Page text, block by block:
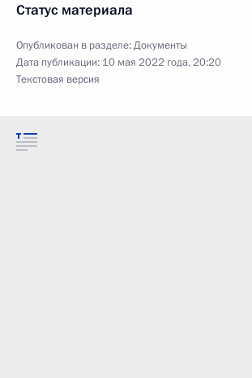
Статус материала
Опубликован в разделе:Документы
Дата публикации: 10 мая 2022 года, 20:20
Текстовая версия